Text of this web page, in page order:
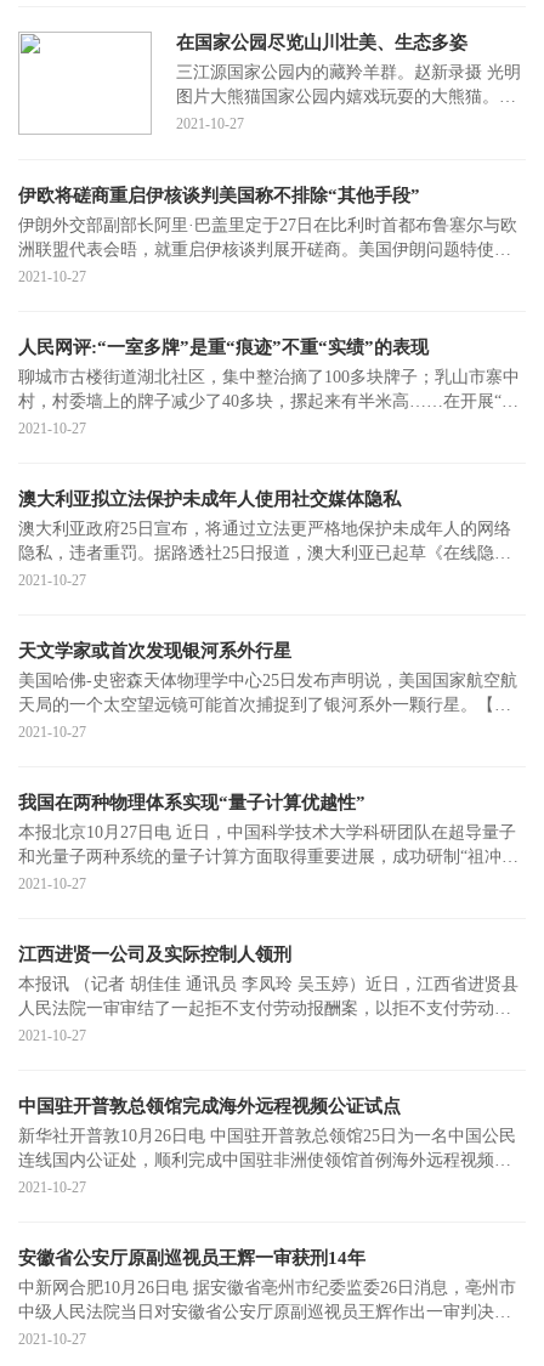
在国家公园尽览山川壮美、生态多姿
三江源国家公园内的藏羚羊群。赵新录摄 光明
图片大熊猫国家公园内嬉戏玩耍的大熊猫。张
志和摄 光明图片东北虎豹国家公园内的东北
2021-10-27
伊欧将磋商重启伊核谈判美国称不排除“其他手段”
伊朗外交部副部长阿里·巴盖里定于27日在比利时首都布鲁塞尔与欧
洲联盟代表会晤，就重启伊核谈判展开磋商。美国伊朗问题特使罗
伯特·马利25
2021-10-27
人民网评:“一室多牌”是重“痕迹”不重“实绩”的表现
聊城市古楼街道湖北社区，集中整治摘了100多块牌子；乳山市寨中
村，村委墙上的牌子减少了40多块，摞起来有半米高……在开展“村
（社区）‘
2021-10-27
澳大利亚拟立法保护未成年人使用社交媒体隐私
澳大利亚政府25日宣布，将通过立法更严格地保护未成年人的网络
隐私，违者重罚。据路透社25日报道，澳大利亚已起草《在线隐私
保护法案》，一
2021-10-27
天文学家或首次发现银河系外行星
美国哈佛-史密森天体物理学中心25日发布声明说，美国国家航空航
天局的一个太空望远镜可能首次捕捉到了银河系外一颗行星。【新
行星】这枚“
2021-10-27
我国在两种物理体系实现“量子计算优越性”
本报北京10月27日电 近日，中国科学技术大学科研团队在超导量子
和光量子两种系统的量子计算方面取得重要进展，成功研制“祖冲之
二号”和“
2021-10-27
江西进贤一公司及实际控制人领刑
本报讯 （记者 胡佳佳 通讯员 李凤玲 吴玉婷）近日，江西省进贤县
人民法院一审审结了一起拒不支付劳动报酬案，以拒不支付劳动报
酬罪，
2021-10-27
中国驻开普敦总领馆完成海外远程视频公证试点
新华社开普敦10月26日电 中国驻开普敦总领馆25日为一名中国公民
连线国内公证处，顺利完成中国驻非洲使领馆首例海外远程视频公
证试点。当天
2021-10-27
安徽省公安厅原副巡视员王辉一审获刑14年
中新网合肥10月26日电 据安徽省亳州市纪委监委26日消息，亳州市
中级人民法院当日对安徽省公安厅原副巡视员王辉作出一审判决，
以犯受贿罪判
2021-10-27